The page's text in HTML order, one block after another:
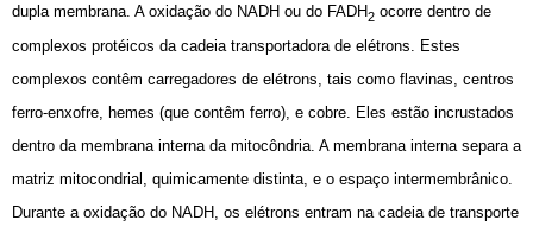
dupla membrana. A oxidação do NADH ou do FADH2 ocorre dentro de
complexos protéicos da cadeia transportadora de elétrons. Estes
complexos contêm carregadores de elétrons, tais como flavinas, centros
ferro-enxofre, hemes (que contêm ferro), e cobre. Eles estão incrustados
dentro da membrana interna da mitocôndria. A membrana interna separa a
matriz mitocondrial, quimicamente distinta, e o espaço intermembrânico.
Durante a oxidação do NADH, os elétrons entram na cadeia de transporte